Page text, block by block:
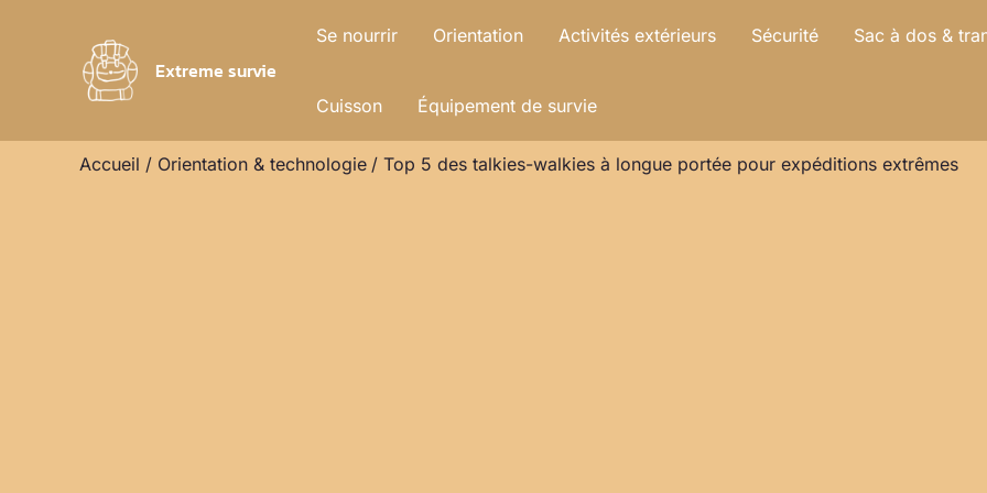
Extreme survie
Se nourrir Orientation Activités extérieurs Sécurité Sac à dos &
Cuisson Équipement de survie
Accueil Orientation & technologie Top 5 des talkies-walkies à longue portée pour expéditions extrêmes